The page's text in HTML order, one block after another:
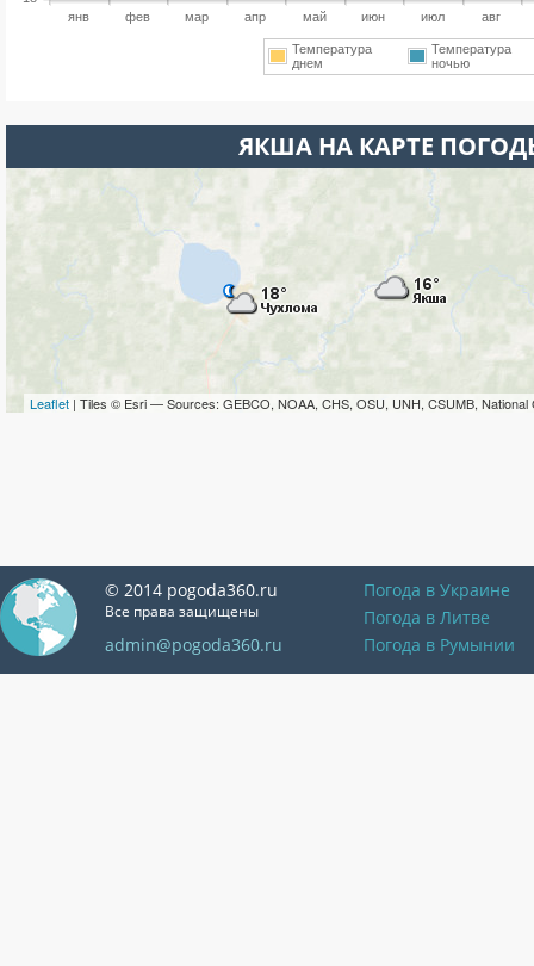
янв фев мар апр май июн июл авг
Температура
днем
Температура
ночью
ЯКША НА КАРТЕ
Leaflet | Tiles © Esri — Sources: GEBCO, NOAA, CHS, OSU, UNH, CSUMB, National
© 2014 pogoda360.ru
Все права защищены
admin@pogoda360.ru
Погода в Украине
Погода в Литве
Погода в Румынии